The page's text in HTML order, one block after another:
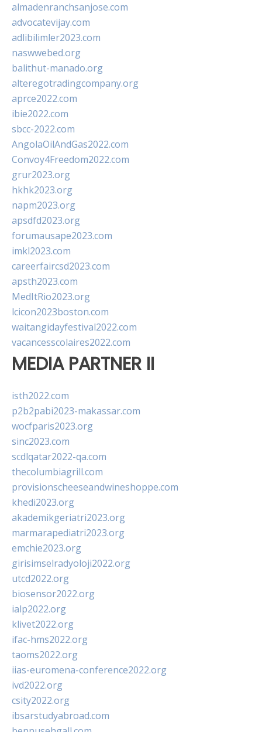
almadenranchsanjose.com
advocatevijay.com
adlibilimler2023.com
naswwebed.org
balithut-manado.org
alteregotradingcompany.org
aprce2022.com
ibie2022.com
sbcc-2022.com
AngolaOilAndGas2022.com
Convoy4Freedom2022.com
grur2023.org
hkhk2023.org
napm2023.org
apsdfd2023.org
forumausape2023.com
imkl2023.com
careerfaircsd2023.com
apsth2023.com
MedItRio2023.org
lcicon2023boston.com
waitangidayfestival2022.com
vacancesscolaires2022.com
MEDIA PARTNER II
isth2022.com
p2b2pabi2023-makassar.com
wocfparis2023.org
sinc2023.com
scdlqatar2022-qa.com
thecolumbiagrill.com
provisionscheeseandwineshoppe.com
khedi2023.org
akademikgeriatri2023.org
marmarapediatri2023.org
emchie2023.org
girisimselradyoloji2022.org
utcd2022.org
biosensor2022.org
ialp2022.org
klivet2022.org
ifac-hms2022.org
taoms2022.org
iias-euromena-conference2022.org
ivd2022.org
csity2022.org
ibsarstudyabroad.com